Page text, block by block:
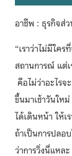
อาชีพ : ธุรกิจส่
“เราว่าไม่มีใค
สถานการณ์ แต่
คือไม่ว่าอะไร
ขึ้นมาเช้าวันใหม่
ได้เดินหน้า ให้
ถ้าเป็นการปลอ
ว่าการวิ่งนี่แหล